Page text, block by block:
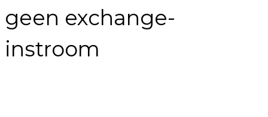
geen exchange-
instroom